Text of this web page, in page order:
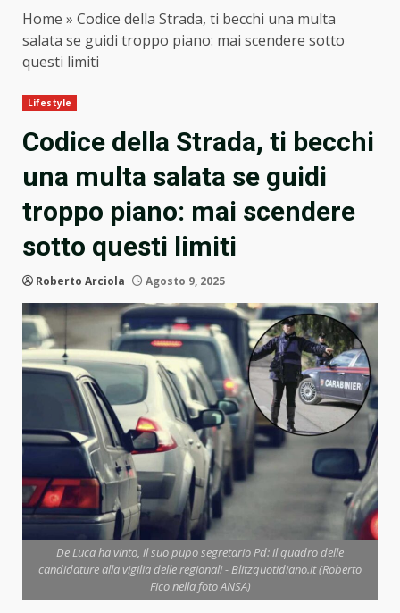
Home » Codice della Strada, ti becchi una multa
salata se guidi troppo piano: mai scendere sotto
questi limiti
Lifestyle
Codice della Strada, ti becchi
una multa salata se guidi
troppo piano: mai scendere
sotto questi limiti
Roberto Arciola Agosto 9, 2025
De Luca ha vinto, il suo pupo segretario Pd: il quadro delle
candidature alla vigilia delle regionali - Blitzquotidiano.it (Roberto
Fico nella foto ANSA)